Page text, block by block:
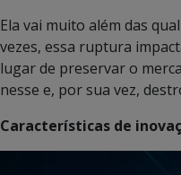
Ela vai muito além das
vezes, essa ruptura
lugar de preservar o
nesse e, por sua vez,
Características de